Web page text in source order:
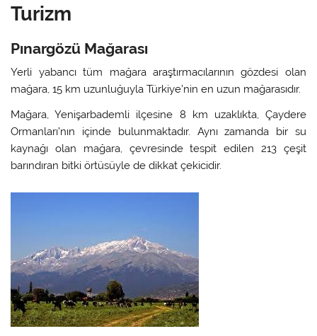
Turizm
Pınargözü Mağarası
Yerli yabancı tüm mağara araştırmacılarının gözdesi olan
mağara, 15 km uzunluğuyla Türkiye’nin en uzun mağarasıdır.
Mağara, Yenişarbademli ilçesine 8 km uzaklıkta, Çaydere
Ormanları’nın içinde bulunmaktadır. Aynı zamanda bir su
kaynağı olan mağara, çevresinde tespit edilen 213 çeşit
barındıran bitki örtüsüyle de dikkat çekicidir.